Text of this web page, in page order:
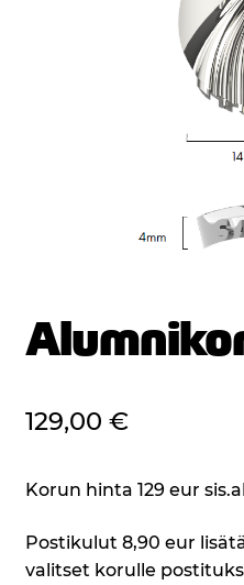
129,00 €
Korun hinta 129 eur
Postikulut 8,90 eur
valitset korulle